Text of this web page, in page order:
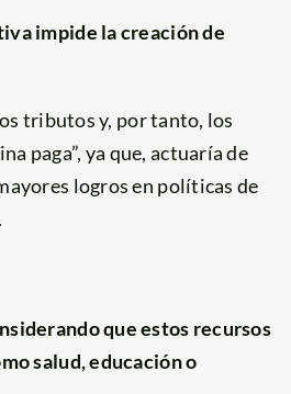
impide la creación de
tributos y, por tanto, los
paga”, ya que, actuaría de
logros en políticas de
que estos recursos
salud, educación o